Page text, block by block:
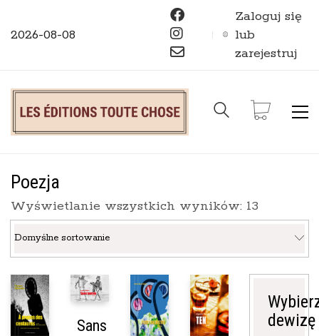
2026-08-08
Zaloguj się
lub
zarejestruj
Poezja
Wyświetlanie wszystkich wyników: 13
Domyślne sortowanie
Sans
dewizę